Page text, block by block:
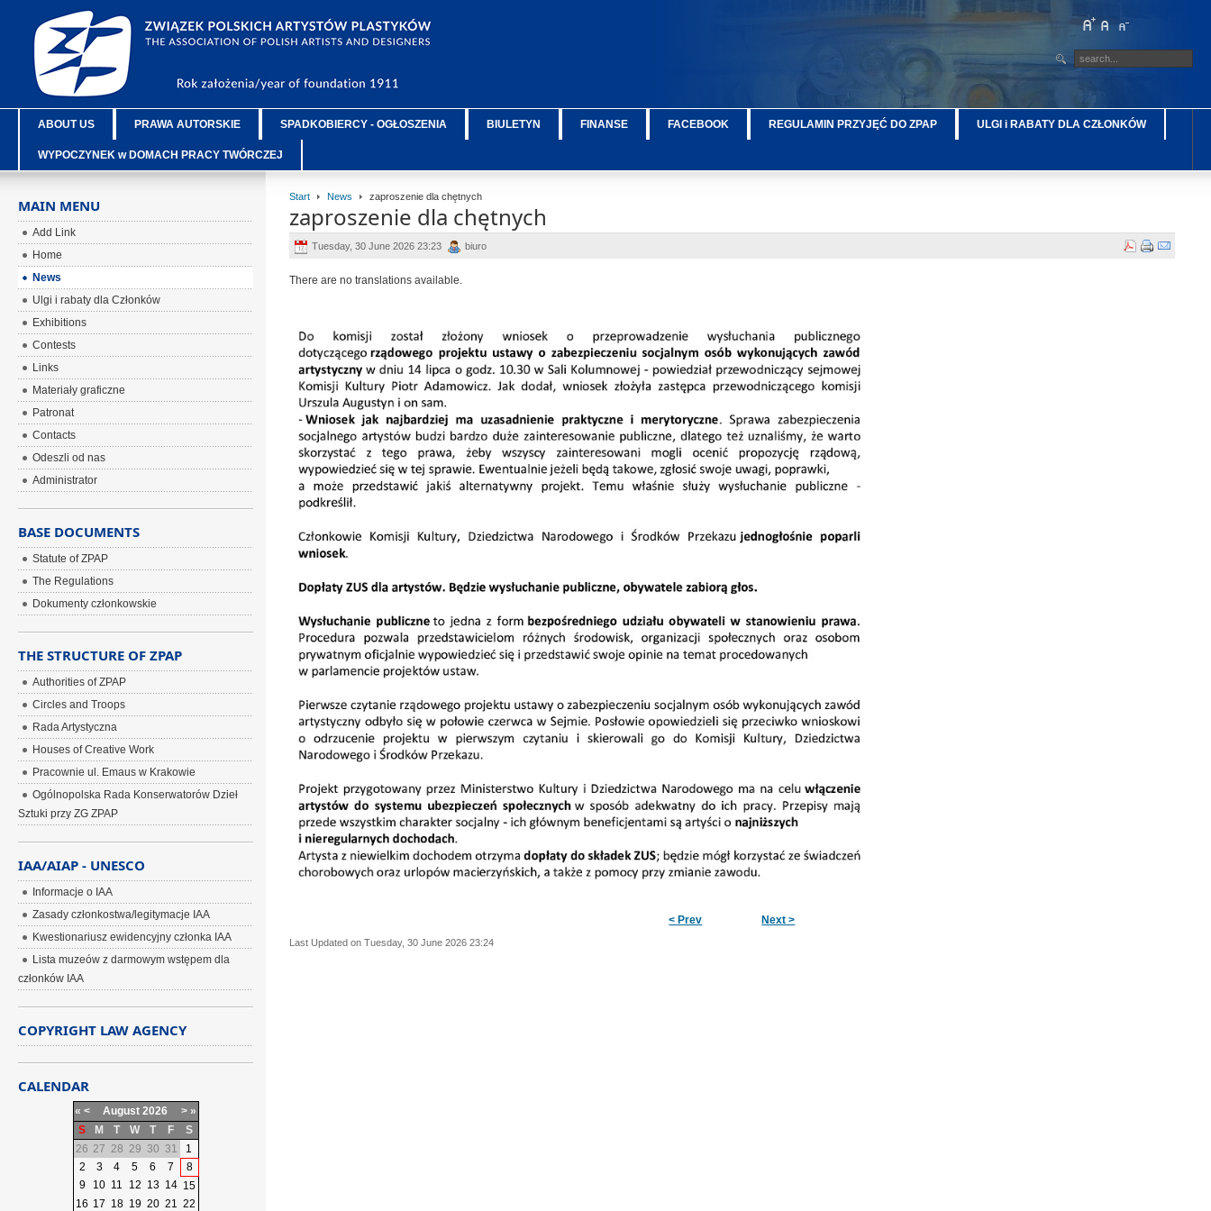
ABOUT US PRAWA AUTORSKIE SPADKOBIERCY - OGŁOSZENIA BIULETYN FINANSE FACEBOOK REGULAMIN PRZYJĘĆ DO ZPAP ULGI i RABATY DLA CZŁONKÓW
WYPOCZYNEK w DOMACH PRACY TWÓRCZEJ
Start News zaproszenie dla chętnych
zaproszenie dla chętnych
Tuesday, 30 June 2026 23:23 biuro
There are no translations available.
< Prev Next >
Last Updated on Tuesday, 30 June 2026 23:24
MAIN MENU
Add Link
Home
News
Ulgi i rabaty dla Członków
Exhibitions
Contests
Links
Materiały graficzne
Patronat
Contacts
Odeszli od nas
Administrator
BASE DOCUMENTS
Statute of ZPAP
The Regulations
Dokumenty członkowskie
THE STRUCTURE OF ZPAP
Authorities of ZPAP
Circles and Troops
Rada Artystyczna
Houses of Creative Work
Pracownie ul. Emaus w Krakowie
Ogólnopolska Rada Konserwatorów Dzieł
Sztuki przy ZG ZPAP
IAA/AIAP - UNESCO
Informacje o IAA
Zasady członkostwa/legitymacje IAA
Kwestionariusz ewidencyjny członka IAA
Lista muzeów z darmowym wstępem dla
członków IAA
COPYRIGHT LAW AGENCY
CALENDAR
« < August 2026 > »
S
M T W T F
S
26 27 28 29 30 31
1
2
3 4 5 6 7
8
9
10 11 12 13 14 15
16 17 18 19 20 21 22